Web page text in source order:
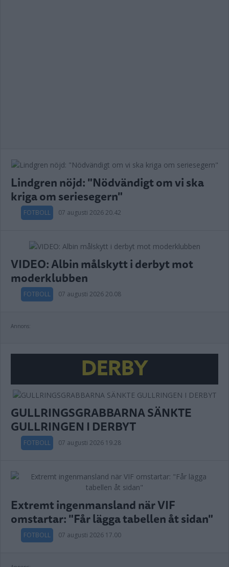
Lindgren nöjd: "Nödvändigt om vi ska
kriga om seriesegern"
FOTBOLL 07 augusti 2026 20.42
VIDEO: Albin målskytt i derbyt mot
moderklubben
FOTBOLL 07 augusti 2026 20.08
Annons:
DERBY
GULLRINGSGRABBARNA SÄNKTE
GULLRINGEN I DERBYT
FOTBOLL 07 augusti 2026 19.28
Extremt ingenmansland när VIF
omstartar: "Får lägga tabellen åt sidan"
FOTBOLL 07 augusti 2026 17.00